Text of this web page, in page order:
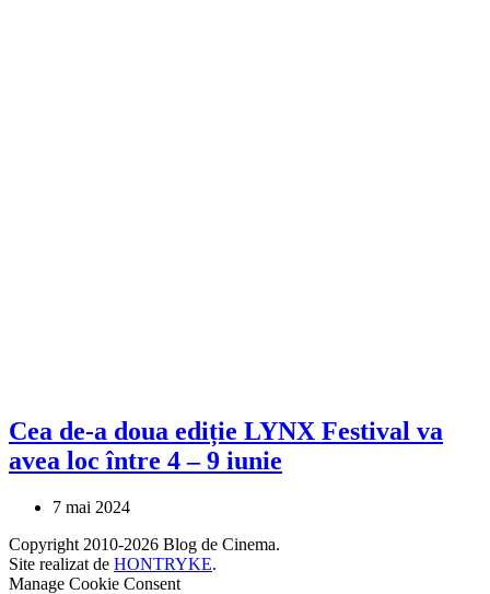
Cea de-a doua ediție LYNX Festival va
avea loc între 4 – 9 iunie
7 mai 2024
Copyright 2010-2026 Blog de Cinema.
Site realizat de HONTRYKE.
Manage Cookie Consent